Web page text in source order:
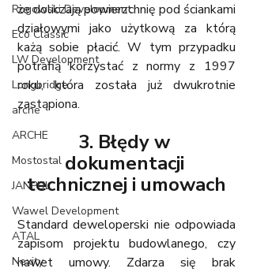
Rogowski Development
Eco Classic
LW Development
Longbridge
arche
ARCHE
Mostostal
JANPUL
Wawel Development
ATAL
Nexity
że doliczają powierzchnię pod ściankami
działowymi jako użytkową za którą
każą sobie płacić. W tym przypadku
potrafią korzystać z normy z 1997
roku, która została już dwukrotnie
zastąpiona.
3. Błędy w
dokumentacji
technicznej i umowach
Standard deweloperski nie odpowiada
zapisom projektu budowlanego, czy
nawet umowy. Zdarza się brak